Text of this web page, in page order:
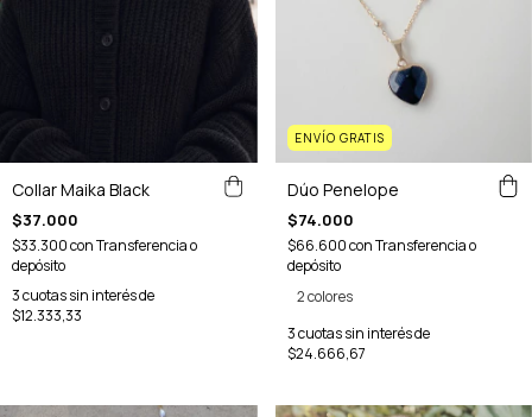
Collar Maika Black
$37.000
$33.300conTransferencia o
depósito
3cuotas sin interés de
$12.333,33
ENVÍO GRATIS
Dúo Penelope
$74.000
$66.600conTransferencia o
depósito
2 colores
3cuotas sin interés de
$24.666,67